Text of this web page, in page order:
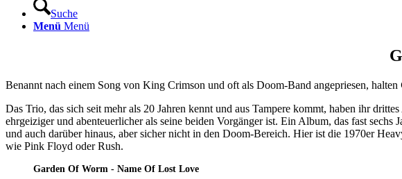
Suche
Menü Menü
Benannt nach einem Song von King Crimson und oft als Doom-Band angepriesen, halten
Das Trio, das sich seit mehr als 20 Jahren kennt und aus Tampere kommt, haben ihr
ehrgeiziger und abenteuerlicher als seine beiden Vorgänger ist. Ein Album, das fast
und auch darüber hinaus, aber sicher nicht in den Doom-Bereich. Hier ist die 1970er
wie Pink Floyd oder Rush.
Garden Of Worm - Name Of Lost Love